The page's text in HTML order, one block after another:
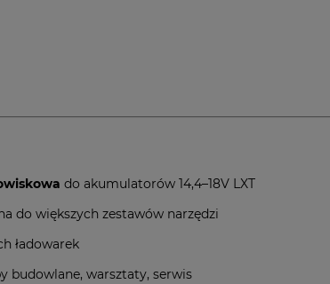
do akumulatorów 14,4–18V LXT
do większych zestawów narzędzi
ładowarek
budowlane, warsztaty, serwis